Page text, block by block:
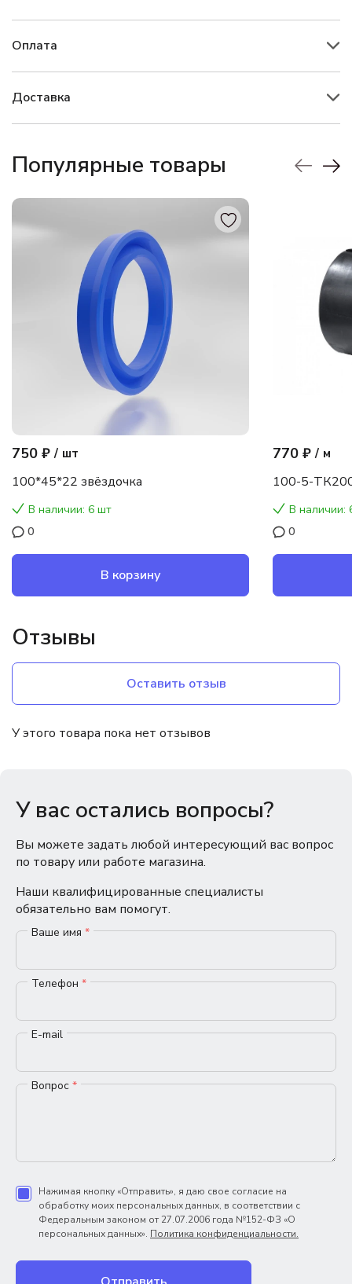
Оплата
Доставка
Популярные товары
750 ₽ / шт
100*45*22 звёздочка
В наличии: 6 шт
0
В корзину
770 ₽ / м
100-5-
В наличии:
0
Отзывы
Оставить отзыв
У этого товара пока нет отзывов
У вас остались вопросы?
Вы можете задать любой интересующий вас вопрос
по товару или работе магазина.
Наши квалифицированные специалисты
обязательно вам помогут.
Ваше имя *
Телефон *
E-mail
Вопрос *
Нажимая кнопку «Отправить», я даю свое согласие на
обработку моих персональных данных, в соответствии с
Федеральным законом от 27.07.2006 года №152-ФЗ «О
персональных данных». Политика конфиденциальности.